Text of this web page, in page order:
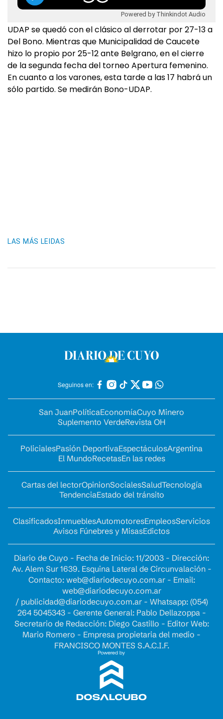
Powered by Thinkindot Audio
UDAP se quedó con el clásico al derrotar por 27-13 a
Del Bono. Mientras que Municipalidad de Caucete
hizo lo propio por 25-12 ante Belgrano, en el cierre
de la segunda fecha del torneo Apertura femenino.
En cuanto a los varones, esta tarde a las 17 habrá un
sólo partido. Se medirán Bono-UDAP.
LAS MÁS LEIDAS
Seguinos en:
San JuanPolíticaEconomíaCuyo Minero
Suplemento VerdeRevista OH
PolicialesPasión DeportivaEspectáculosArgentina
El MundoRecetasEn las redes
Cartas del lectorOpinionSocialesSaludTecnología
TendenciaEstado del tránsito
ClasificadosInmueblesAutomotoresEmpleosServicios
Avisos Fúnebres y MisasEdictos
Diario de Cuyo - Fecha de Inicio: 11/2003 - Dirección:
Av. Alem Sur 1639. Esquina Lateral de Circunvalación -
Contacto: web@diariodecuyo.com.ar- Email:
web@diariodecuyo.com.ar
/ publicidad@diariodecuyo.com.ar- Whatsapp: (054)
264 5045343 - Gerente General: Pablo Dellazoppa -
Secretario de Redacción: Diego Castillo - Editor Web:
Mario Romero - Empresa propietaria del medio -
FRANCISCO MONTES S.A.C.I.F.